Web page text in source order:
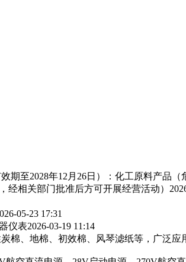
期至2028年12月26日）：化工原料产品
相关部门批准后方可开展经营活动）
05-23 17:31
仪表2026-03-19 11:14
棉、地棉、初效棉、风琴滤纸‌等，广泛应